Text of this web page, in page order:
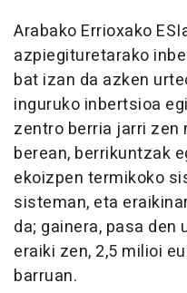
Arabako Errioxako
azpiegituretarako
bat izan da azken
inguruko inbertsioa
zentro berria jarri zen
berean, berrikuntzak
ekoizpen termikoko
sisteman, eta
da; gainera, pasa den
eraiki zen, 2,5 milioi
barruan.